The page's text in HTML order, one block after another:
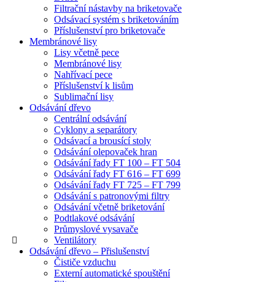
Filtrační nástavby na briketovače
Odsávací systém s briketováním
Příslušenství pro briketovače
Membránové lisy
Lisy včetně pece
Membránové lisy
Nahřívací pece
Příslušenství k lisům
Sublimační lisy
Odsávání dřevo
Centrální odsávání
Cyklony a separátory
Odsávací a brousící stoly
Odsávání olepovaček hran
Odsávání řady FT 100 – FT 504
Odsávání řady FT 616 – FT 699
Odsávání řady FT 725 – FT 799
Odsávání s patronovými filtry
Odsávání včetně briketování
Podtlakové odsávání
Průmyslové vysavače
Ventilátory
Odsávání dřevo – Přislušenství
Čističe vzduchu
Externí automatické spouštění